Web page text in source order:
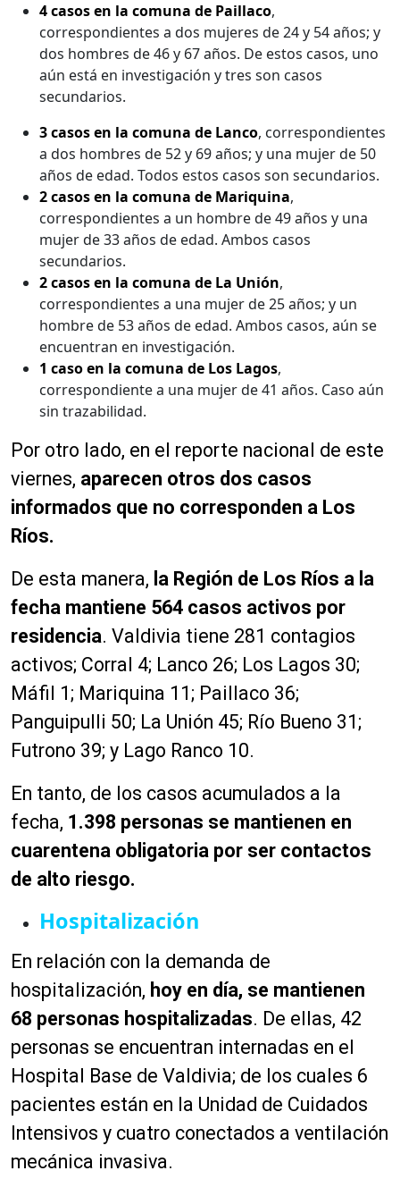
4 casos en la comuna de Paillaco,
correspondientes a dos mujeres de 24 y 54 años; y
dos hombres de 46 y 67 años. De estos casos, uno
aún está en investigación y tres son casos
secundarios.
3 casos en la comuna de Lanco, correspondientes
a dos hombres de 52 y 69 años; y una mujer de 50
años de edad. Todos estos casos son secundarios.
2 casos en la comuna de Mariquina,
correspondientes a un hombre de 49 años y una
mujer de 33 años de edad. Ambos casos
secundarios.
2 casos en la comuna de La Unión,
correspondientes a una mujer de 25 años; y un
hombre de 53 años de edad. Ambos casos, aún se
encuentran en investigación.
1 caso en la comuna de Los Lagos,
correspondiente a una mujer de 41 años. Caso aún
sin trazabilidad.
Por otro lado, en el reporte nacional de este
viernes, aparecen otros dos casos
informados que no corresponden a Los
Ríos.
De esta manera, la Región de Los Ríos a la
fecha mantiene 564 casos activos por
residencia. Valdivia tiene 281 contagios
activos; Corral 4; Lanco 26; Los Lagos 30;
Máfil 1; Mariquina 11; Paillaco 36;
Panguipulli 50; La Unión 45; Río Bueno 31;
Futrono 39; y Lago Ranco 10.
En tanto, de los casos acumulados a la
fecha, 1.398 personas se mantienen en
cuarentena obligatoria por ser contactos
de alto riesgo.
Hospitalización
En relación con la demanda de
hospitalización, hoy en día, se mantienen
68 personas hospitalizadas. De ellas, 42
personas se encuentran internadas en el
Hospital Base de Valdivia; de los cuales 6
pacientes están en la Unidad de Cuidados
Intensivos y cuatro conectados a ventilación
mecánica invasiva.